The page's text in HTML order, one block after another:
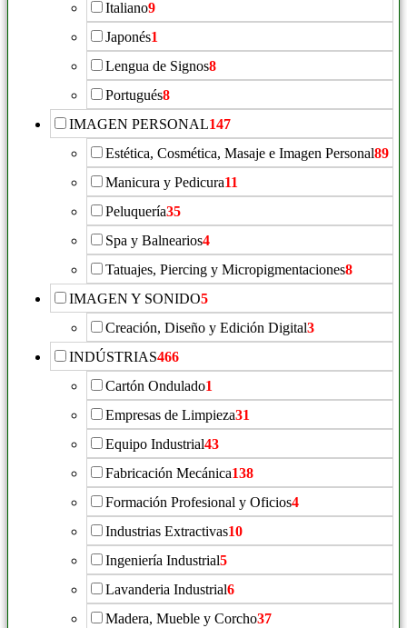
Italiano9
Japonés1
Lengua de Signos8
Portugués8
IMAGEN PERSONAL147
Estética, Cosmética, Masaje e Imagen Personal89
Manicura y Pedicura11
Peluquería35
Spa y Balnearios4
Tatuajes, Piercing y Micropigmentaciones8
IMAGEN Y SONIDO5
Creación, Diseño y Edición Digital3
INDÚSTRIAS466
Cartón Ondulado1
Empresas de Limpieza31
Equipo Industrial43
Fabricación Mecánica138
Formación Profesional y Oficios4
Industrias Extractivas10
Ingeniería Industrial5
Lavanderia Industrial6
Madera, Mueble y Corcho37